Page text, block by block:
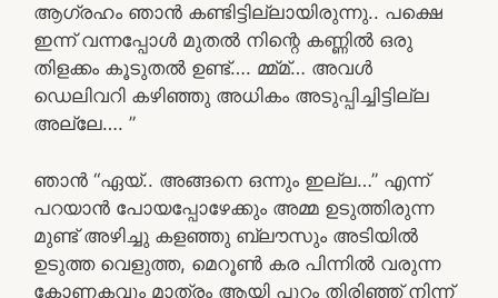
ആഗ്രഹം ഞാൻ കണ്ടിട്ടില്ലായിരുന്നു.. പക്ഷെ
ഇന്ന് വന്നപ്പോൾ മുതൽ നിന്റെ കണ്ണിൽ ഒരു
തിളക്കം കൂടുതൽ ഉണ്ട്…. മ്മ്മ്… അവൾ
ഡെലിവറി കഴിഞ്ഞു അധികം അടുപ്പിച്ചിട്ടില്ല
അല്ലേ…. ”
ഞാൻ “ഏയ്.. അങ്ങനെ ഒന്നും ഇല്ല…” എന്ന്
പറയാൻ പോയപ്പോഴേക്കും അമ്മ ഉടുത്തിരുന്ന
മുണ്ട് അഴിച്ചു കളഞ്ഞു ബ്ലൗസും അടിയിൽ
ഉടുത്ത വെളുത്ത, മെറൂൺ കര പിന്നിൽ വരുന്ന
കോണകവും മാത്രം ആയി പുറം തിരിഞ്ഞ് നിന്ന്